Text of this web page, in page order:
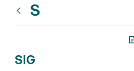
S
SIG